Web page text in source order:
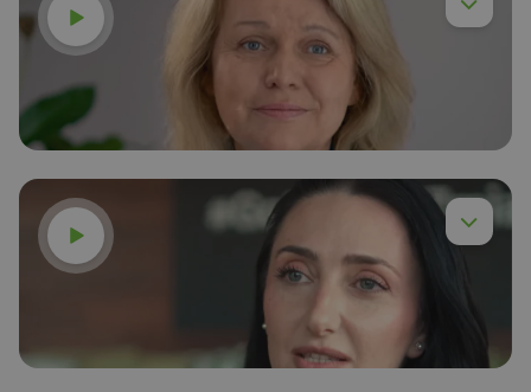
Dr inż. Piotr Chyła,
Czytaj więcej
Obejrzyj
Czytaj więcej
Obejrzyj